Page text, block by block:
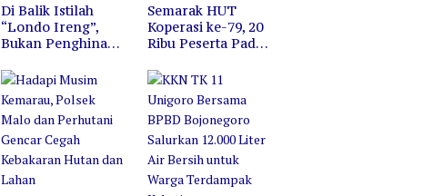
Di Balik Istilah
“Londo Ireng”,
Bukan Penghinaan
Cermin untuk
Berkaca
Semarak HUT
Koperasi ke-79, 20
Ribu Peserta Padati
Pasar Wisata
Bojonegoro